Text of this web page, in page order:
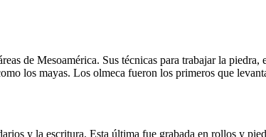
de Mesoamérica. Sus técnicas para trabajar la
los mayas. Los olmeca fueron los primeros que
y la escritura. Esta última fue grabada en rollos y